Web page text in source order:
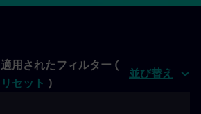
適用されたフィルター (
リセット )
並び替え